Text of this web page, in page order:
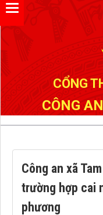
CỔNG
CÔNG
Công an xã
trường hợp cai
phương